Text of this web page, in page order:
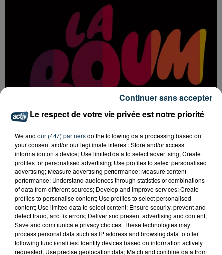
LA BOUM DÉBARQUE À SAINT-ETIENNE !
Le respect de votre vie privée est notre priorité
We and our (447) partnersdo the following data processing based on
your consent and/or our legitimate interest: Store and/or access
information on a device; Use limited data to select advertising; Create
profiles for personalised advertising; Use profiles to select personalised
advertising; Measure advertising performance; Measure content
performance; Understand audiences through statistics or combinations
of data from different sources; Develop and improve services; Create
profiles to personalise content; Use profiles to select personalised
content; Use limited data to select content; Ensure security, prevent and
detect fraud, and fix errors; Deliver and present advertising and content;
Save and communicate privacy choices. These technologies may
process personal data such as IP address and browsing data to offer
following functionalities: Identify devices based on information actively
requested; Use precise geolocation data; Match and combine data from
Continuer sans accepter